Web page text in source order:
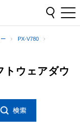
PX-V780
ウェアダウ